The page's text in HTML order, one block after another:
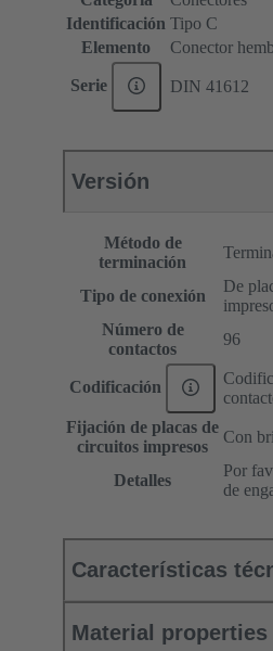
Identificación Tipo C
Elemento
Conector
Serie DIN 41612
Versión
Método de
terminación
Tipo de conexión
De
Número de
contactos
96
Codificación
Fijación de placas de
circuitos impresos
Con
Detalles
Por
de
Características
Material properties